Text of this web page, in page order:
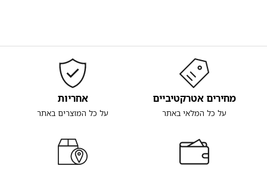
מחירים אטרקטיביים
על כל המלאי באתר
אחריות
על כל המוצרים באתר